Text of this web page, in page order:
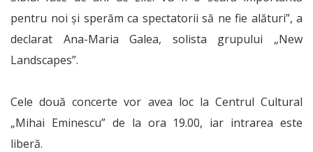
pentru noi și sperăm ca spectatorii să ne fie alături”, a
declarat Ana-Maria Galea, solista grupului „New
Landscapes”.
Cele două concerte vor avea loc la Centrul Cultural
„Mihai Eminescu” de la ora 19.00, iar intrarea este
liberă.